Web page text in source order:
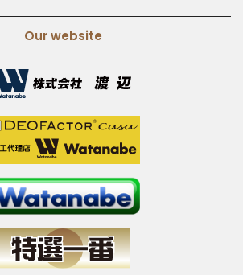
Our website